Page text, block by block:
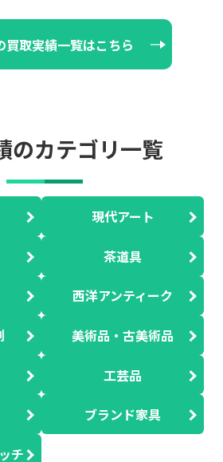
買取実績一覧はこちら
のカテゴリ一覧
現代アート
茶道具
西洋アンティーク
美術品・古美術品
工芸品
ブランド家具
チ